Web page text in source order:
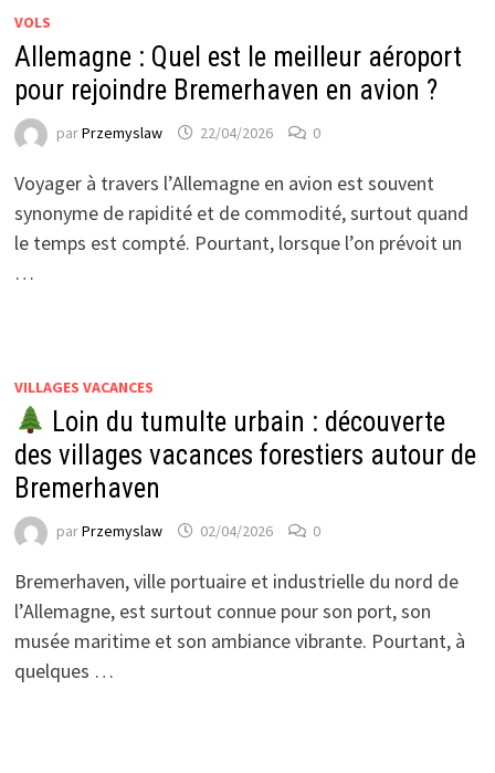
VOLS
Allemagne : Quel est le meilleur aéroport
pour rejoindre Bremerhaven en avion ?
parPrzemyslaw 22/04/2026 0
Voyager à travers l’Allemagne en avion est souvent
synonyme de rapidité et de commodité, surtout quand
le temps est compté. Pourtant, lorsque l’on prévoit un
…
VILLAGES VACANCES
Loin du tumulte urbain : découverte
des villages vacances forestiers autour de
Bremerhaven
parPrzemyslaw 02/04/2026 0
Bremerhaven, ville portuaire et industrielle du nord de
l’Allemagne, est surtout connue pour son port, son
musée maritime et son ambiance vibrante. Pourtant, à
quelques …